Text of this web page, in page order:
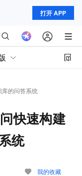
打开 APP
的问答系统
快速构建
统
我的收藏